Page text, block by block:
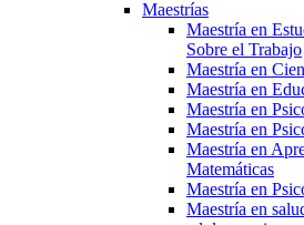
Maestrías
Maestría en
Sobre el Trabajo
Maestría en
Maestría en
Maestría en
Maestría en
Maestría en
Matemáticas
Maestría en
Maestría en